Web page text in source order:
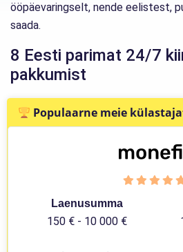
ööpäevaringselt, nende eelistest,
saada.
8 Eesti parimat 24/7
pakkumist
Populaarne meie
Laenusumma
150 € - 10 000 €